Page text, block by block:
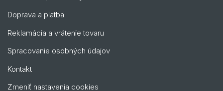
Doprava a platba
Reklamácia a vrátenie tovaru
Spracovanie osobných údajov
Kontakt
Zmeniť nastavenia cookies